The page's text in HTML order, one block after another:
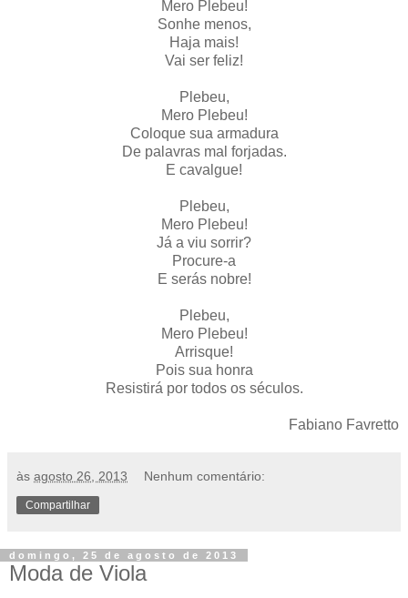
Mero Plebeu!
Sonhe menos,
Haja mais!
Vai ser feliz!
Plebeu,
Mero Plebeu!
Coloque sua armadura
De palavras mal forjadas.
E cavalgue!
Plebeu,
Mero Plebeu!
Já a viu sorrir?
Procure-a
E serás nobre!
Plebeu,
Mero Plebeu!
Arrisque!
Pois sua honra
Resistirá por todos os séculos.
Fabiano Favretto
às agosto 26, 2013 Nenhum comentário:
Compartilhar
domingo, 25 de agosto de 2013
Moda de Viola